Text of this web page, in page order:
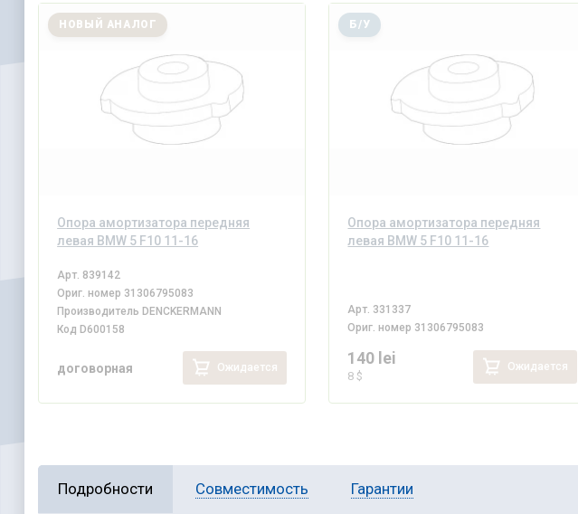
Опора амортизатора передняя
левая BMW 5 F10 11-16
НОВЫЙ АНАЛОГ
Арт. 839142
Ориг. номер 31306795083
Производитель DENCKERMANN
Код D600158
договорная Ожидается
Опора амортизатора передняя
левая BMW 5 F10 11-16
Б/У
Арт. 331337
Ориг. номер 31306795083
140 lei
8 $
Ожидается
Подробности Совместимость Гарантии